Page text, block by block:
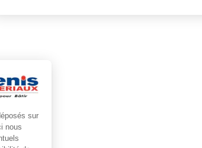
sur
nous